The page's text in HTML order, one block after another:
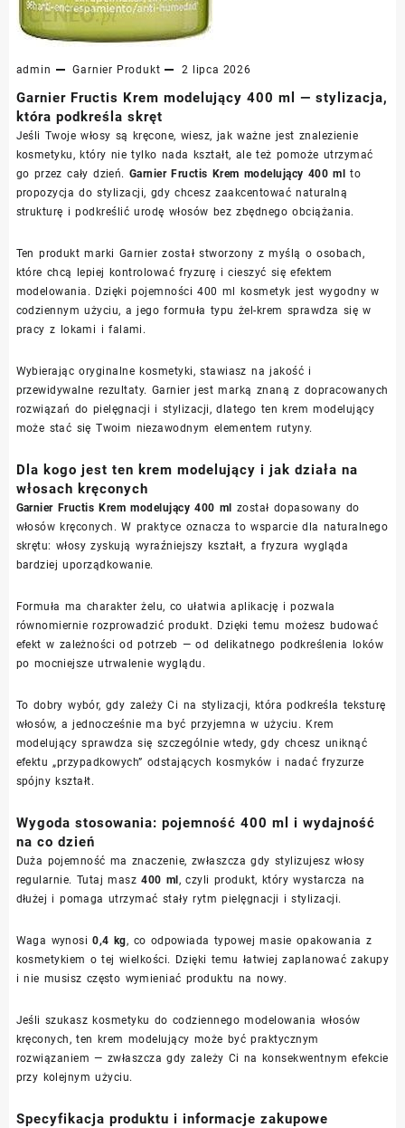
admin Garnier Produkt 2 lipca 2026
Garnier Fructis Krem modelujący 400 ml — stylizacja,
która podkreśla skręt
Jeśli Twoje włosy są kręcone, wiesz, jak ważne jest znalezienie
kosmetyku, który nie tylko nada kształt, ale też pomoże utrzymać
go przez cały dzień. Garnier Fructis Krem modelujący 400 ml to
propozycja do stylizacji, gdy chcesz zaakcentować naturalną
strukturę i podkreślić urodę włosów bez zbędnego obciążania.
Ten produkt marki Garnier został stworzony z myślą o osobach,
które chcą lepiej kontrolować fryzurę i cieszyć się efektem
modelowania. Dzięki pojemności 400 ml kosmetyk jest wygodny w
codziennym użyciu, a jego formuła typu żel-krem sprawdza się w
pracy z lokami i falami.
Wybierając oryginalne kosmetyki, stawiasz na jakość i
przewidywalne rezultaty. Garnier jest marką znaną z dopracowanych
rozwiązań do pielęgnacji i stylizacji, dlatego ten krem modelujący
może stać się Twoim niezawodnym elementem rutyny.
Dla kogo jest ten krem modelujący i jak działa na
włosach kręconych
Garnier Fructis Krem modelujący 400 ml został dopasowany do
włosów kręconych. W praktyce oznacza to wsparcie dla naturalnego
skrętu: włosy zyskują wyraźniejszy kształt, a fryzura wygląda
bardziej uporządkowanie.
Formuła ma charakter żelu, co ułatwia aplikację i pozwala
równomiernie rozprowadzić produkt. Dzięki temu możesz budować
efekt w zależności od potrzeb — od delikatnego podkreślenia loków
po mocniejsze utrwalenie wyglądu.
To dobry wybór, gdy zależy Ci na stylizacji, która podkreśla teksturę
włosów, a jednocześnie ma być przyjemna w użyciu. Krem
modelujący sprawdza się szczególnie wtedy, gdy chcesz uniknąć
efektu „przypadkowych” odstających kosmyków i nadać fryzurze
spójny kształt.
Wygoda stosowania: pojemność 400 ml i wydajność
na co dzień
Duża pojemność ma znaczenie, zwłaszcza gdy stylizujesz włosy
regularnie. Tutaj masz400 ml, czyli produkt, który wystarcza na
dłużej i pomaga utrzymać stały rytm pielęgnacji i stylizacji.
Waga wynosi0,4 kg, co odpowiada typowej masie opakowania z
kosmetykiem o tej wielkości. Dzięki temu łatwiej zaplanować zakupy
i nie musisz często wymieniać produktu na nowy.
Jeśli szukasz kosmetyku do codziennego modelowania włosów
kręconych, ten krem modelujący może być praktycznym
rozwiązaniem — zwłaszcza gdy zależy Ci na konsekwentnym efekcie
przy kolejnym użyciu.
Specyfikacja produktu i informacje zakupowe